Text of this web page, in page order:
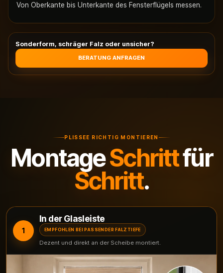
Von Oberkante bis Unterkante des Fensterflügels messen.
Sonderform, schräger Falz oder unsicher?
BERATUNG ANFRAGEN
PLISSEE RICHTIG MONTIEREN
MontageSchrittfür
Schritt.
1
In der Glasleiste
EMPFOHLEN BEI PASSENDER FALZTIEFE
Dezent und direkt an der Scheibe montiert.